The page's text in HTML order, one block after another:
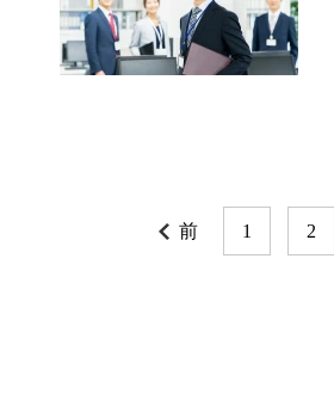
前 1 2